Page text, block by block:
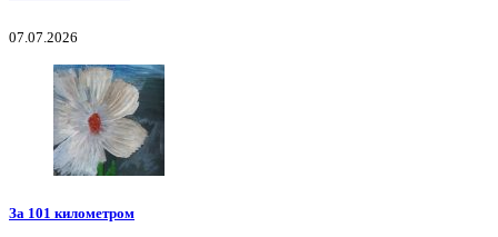
07.07.2026
За 101 километром